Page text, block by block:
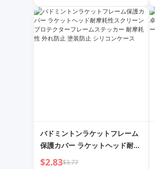
バドミントンラケットフレーム
保護カバー ラケットヘッド耐摩
耗性スクリーンプロテクターフ
$2.83$3.77